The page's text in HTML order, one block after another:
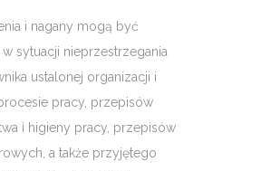
i nagany mogą być
sytuacji nieprzestrzegania
ustalonej organizacji i
pracy, przepisów
i higieny pracy, przepisów
a także przyjętego